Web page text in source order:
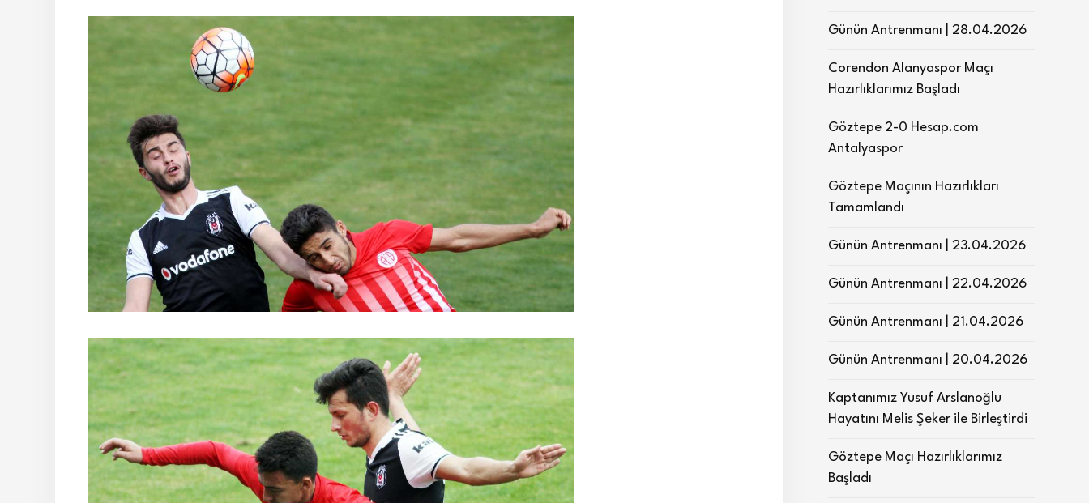
Günün Antrenmanı | 28.04.2026
Corendon Alanyaspor Maçı
Hazırlıklarımız Başladı
Göztepe 2-0 Hesap.com
Antalyaspor
Göztepe Maçının Hazırlıkları
Tamamlandı
Günün Antrenmanı | 23.04.2026
Günün Antrenmanı | 22.04.2026
Günün Antrenmanı | 21.04.2026
Günün Antrenmanı | 20.04.2026
Kaptanımız Yusuf Arslanoğlu
Hayatını Melis Şeker ile Birleştirdi
Göztepe Maçı Hazırlıklarımız
Başladı